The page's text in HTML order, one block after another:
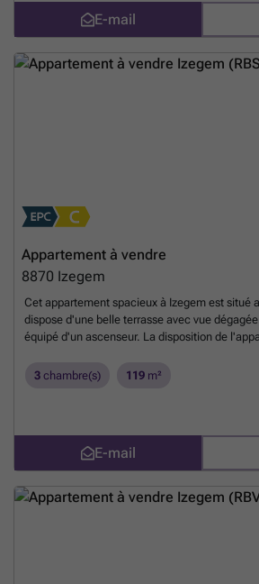
E-mail
Appartement à vendre
8870 Izegem
Cet appartement spacieux à Izegem est situé
dispose d'une belle terrasse avec vue
équipé d'un ascenseur. La disposition de
3 chambres à coucher - Salle de bain avec
parking dans le complexe Les principaux
appartement sont : + PEB favorable + Salon
+ Volets roulants + Terrasse ensoleillée +
Planifiez rapidement votre visite sur ### ou
savoir plus ?
3 chambre(s) 119 m²
E-mail